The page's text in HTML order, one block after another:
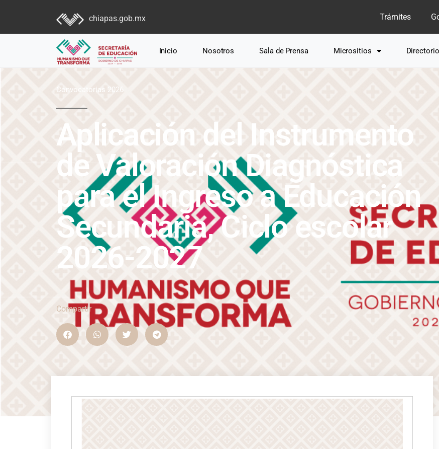
chiapas.gob.mx Trámites
Inicio Nosotros Sala de Prensa Micrositios
Convocatorias 2026
Aplicación del Instrumento
de Valoración Diagnóstica
para el Ingreso a Educación
Secundaria, Ciclo escolar
2026-2027
Compartir